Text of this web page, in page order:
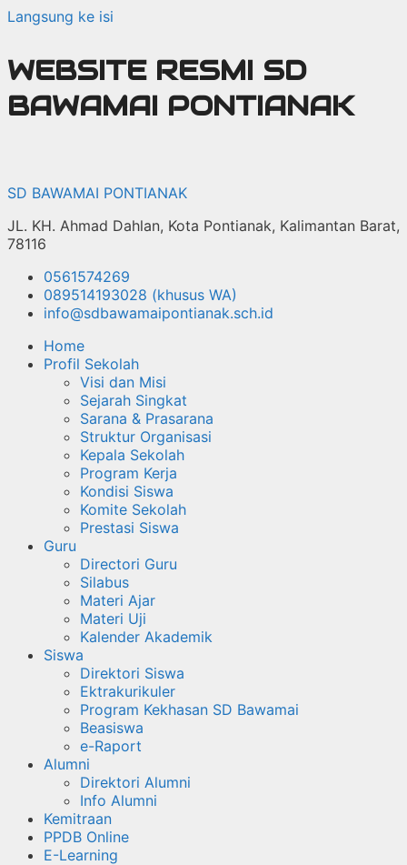
Langsung ke isi
WEBSITE RESMI SD
BAWAMAI PONTIANAK
SD BAWAMAI PONTIANAK
JL. KH. Ahmad Dahlan, Kota Pontianak, Kalimantan Barat,
78116
0561574269
089514193028 (khusus WA)
info@sdbawamaipontianak.sch.id
Home
Profil Sekolah
Visi dan Misi
Sejarah Singkat
Sarana & Prasarana
Struktur Organisasi
Kepala Sekolah
Program Kerja
Kondisi Siswa
Komite Sekolah
Prestasi Siswa
Guru
Directori Guru
Silabus
Materi Ajar
Materi Uji
Kalender Akademik
Siswa
Direktori Siswa
Ektrakurikuler
Program Kekhasan SD Bawamai
Beasiswa
e-Raport
Alumni
Direktori Alumni
Info Alumni
Kemitraan
PPDB Online
E-Learning